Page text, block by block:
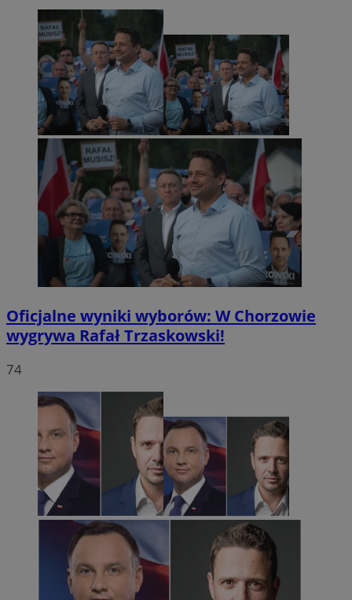
Oficjalne wyniki wyborów: W Chorzowie
wygrywa Rafał Trzaskowski!
74